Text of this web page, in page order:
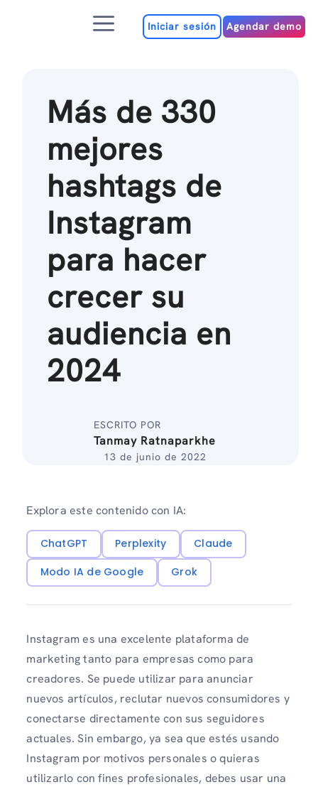
MenúIniciar sesión Agendar demo
Más de 330
mejores
hashtags de
Instagram
para hacer
crecer su
audiencia en
2024
ESCRITO POR
Tanmay Ratnaparkhe
13 de junio de 2022
Explora este contenido con IA:
ChatGPT Perplexity
Claude
Modo IA de Google
Grok
Instagram es una excelente plataforma de
marketing tanto para empresas como para
creadores. Se puede utilizar para anunciar
nuevos artículos, reclutar nuevos consumidores y
conectarse directamente con sus seguidores
actuales. Sin embargo, ya sea que estés usando
Instagram por motivos personales o quieras
utilizarlo con fines profesionales, debes usar una